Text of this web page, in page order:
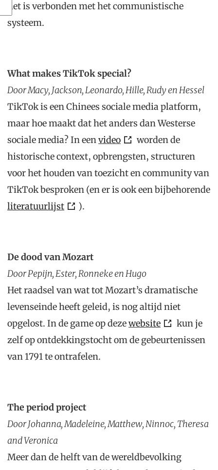
het is verbonden met het communistische
systeem.
What makes TikTok special?
Door Macy, Jackson, Leonardo, Hille, Rudy en Hessel
TikTok is een Chinees sociale media platform,
maar hoe maakt dat het anders dan Westerse
sociale media? In eenvideo
worden de
historische context, opbrengsten, structuren
voor het houden van toezicht en community van
TikTok besproken (en er is ook een bijbehorende
literatuurlijst
).
De dood van Mozart
Door Pepijn, Ester, Ronneke en Hugo
Het raadsel van wat tot Mozart’s dramatische
levenseinde heeft geleid, is nog altijd niet
opgelost. In de game op dezewebsite
kun je
zelf op ontdekkingstocht om de gebeurtenissen
van 1791 te ontrafelen.
The period project
Door Johanna, Madeleine, Matthew, Ninnoc, Theresa
and Veronica
Meer dan de helft van de wereldbevolking